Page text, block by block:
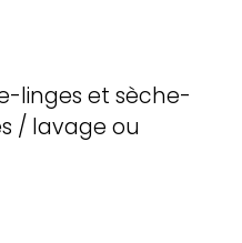
linges et sèche-
/ lavage ou